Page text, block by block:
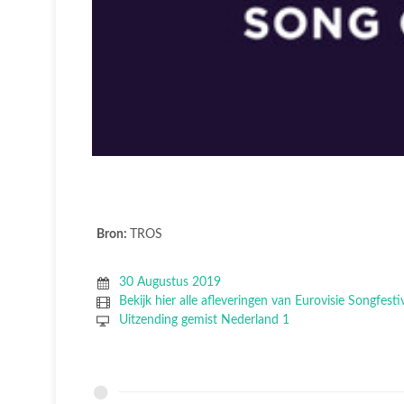
Bron: TROS
30 Augustus 2019
Bekijk hier alle afleveringen van Eurovisie
Uitzending gemist Nederland 1